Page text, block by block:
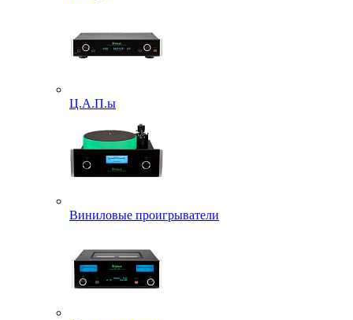
Ц.А.П.ы
Виниловые проигрыватели